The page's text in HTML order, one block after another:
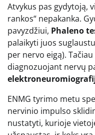
Atvykus pas gydytoją,
rankos“ nepakanka.
pavyzdžiui, Phaleno
palaikyti juos
per nervo eigą).
diagnozuojant nervų
ENMG tyrimo metu
nervinio impulso
nustatyti, kurioje